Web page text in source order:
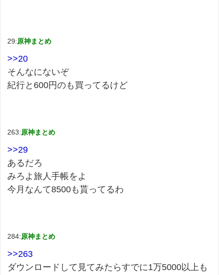
29:原神まとめ
>>20
そんなにないぞ
紀行と600円のも買ってるけど
263:原神まとめ
>>29
あるだろ
みろよ旅人手帳をよ
今月なんて8500も貰ってるわ
284:原神まとめ
>>263
ダウンロードして見てみたらすでに1万5000以上も